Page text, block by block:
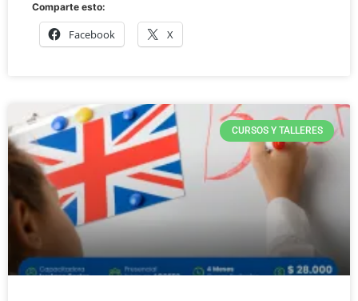
Comparte esto:
Facebook X
CURSOS Y TALLERES